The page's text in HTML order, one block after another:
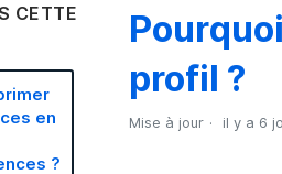
CETTE
en
?
profil ?
Mise à jour il y a 6